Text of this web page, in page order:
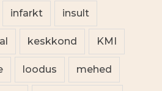
infarkt insult
keskkond KMI
loodus mehed